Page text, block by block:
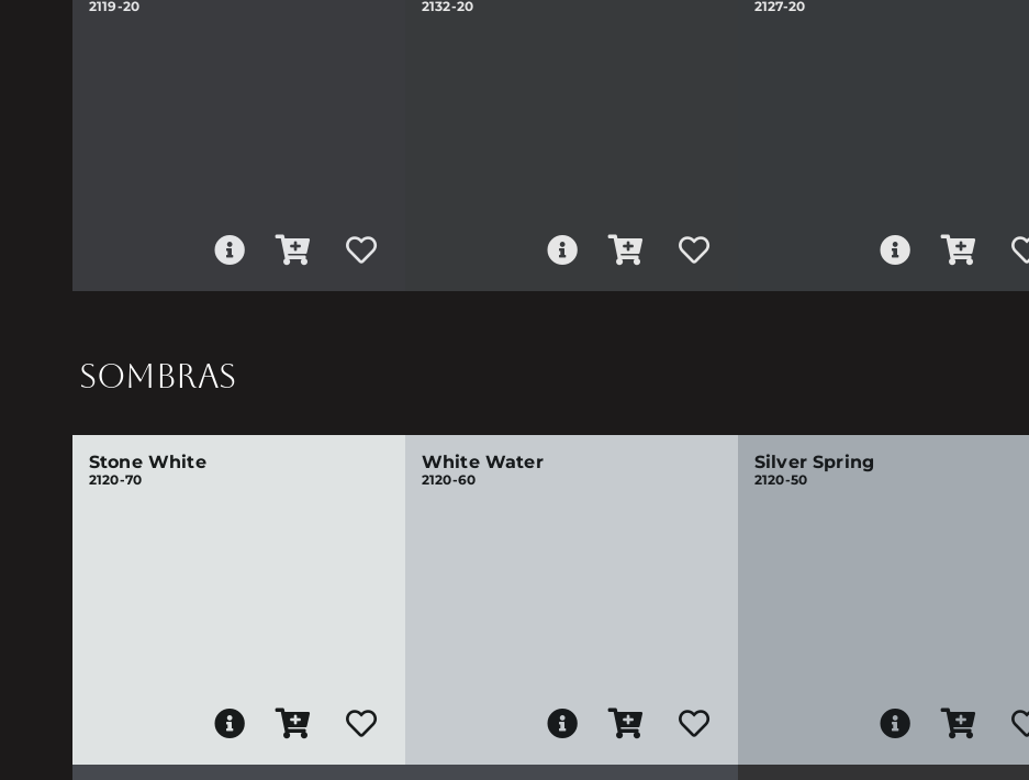
2119-20 2132-20 2127-20
SOMBRAS
Stone White
2120-70
White Water
2120-60
Silver Spring
2120-50